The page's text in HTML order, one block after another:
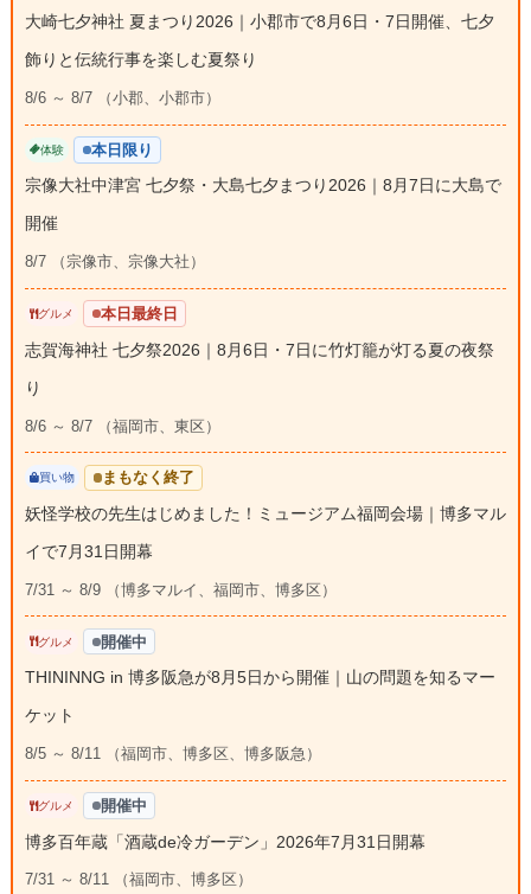
大崎七夕神社 夏まつり2026｜小郡市で8月6日・7日開催、七夕
飾りと伝統行事を楽しむ夏祭り
8/6 ～ 8/7 （小郡、小郡市）
体験 本日限り
宗像大社中津宮 七夕祭・大島七夕まつり2026｜8月7日に大島で
開催
8/7 （宗像市、宗像大社）
グルメ 本日最終日
志賀海神社 七夕祭2026｜8月6日・7日に竹灯籠が灯る夏の夜祭
り
8/6 ～ 8/7 （福岡市、東区）
買い物 まもなく終了
妖怪学校の先生はじめました！ミュージアム福岡会場｜博多マル
イで7月31日開幕
7/31 ～ 8/9 （博多マルイ、福岡市、博多区）
グルメ 開催中
THININNG in 博多阪急が8月5日から開催｜山の問題を知るマー
ケット
8/5 ～ 8/11 （福岡市、博多区、博多阪急）
グルメ 開催中
博多百年蔵「酒蔵de冷ガーデン」2026年7月31日開幕
7/31 ～ 8/11 （福岡市、博多区）